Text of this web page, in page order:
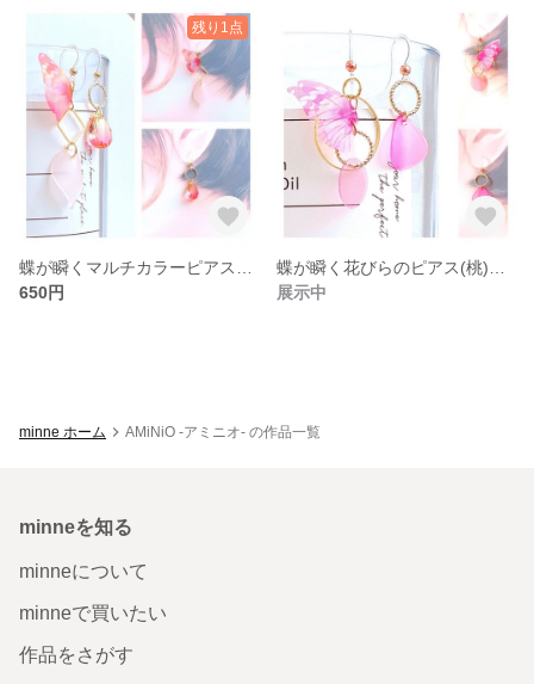
残り1点
650円
展示中
minne ホーム AMiNiO -アミニオ- の作品一覧
minneを知る
minneについて
minneで買いたい
作品をさがす